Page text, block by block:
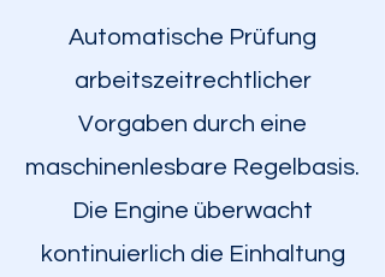
Automatische Prüfung
arbeitszeitrechtlicher
Vorgaben durch eine
maschinenlesbare Regelbasis.
Die Engine überwacht
kontinuierlich die Einhaltung